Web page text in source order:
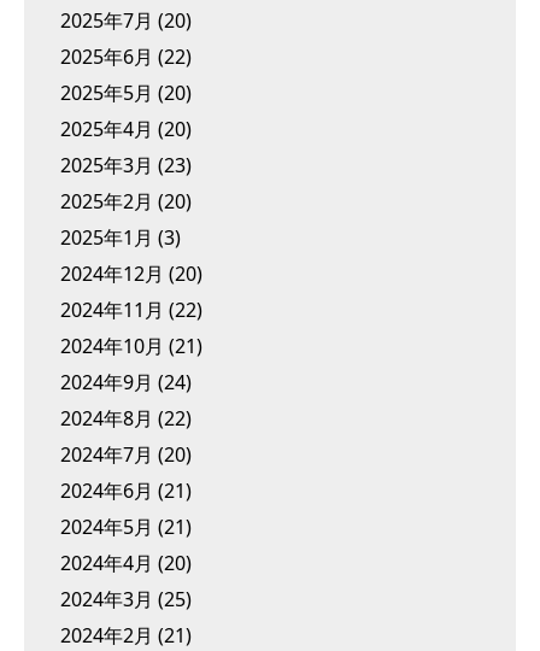
2025年7月 (20)
2025年6月 (22)
2025年5月 (20)
2025年4月 (20)
2025年3月 (23)
2025年2月 (20)
2025年1月 (3)
2024年12月 (20)
2024年11月 (22)
2024年10月 (21)
2024年9月 (24)
2024年8月 (22)
2024年7月 (20)
2024年6月 (21)
2024年5月 (21)
2024年4月 (20)
2024年3月 (25)
2024年2月 (21)